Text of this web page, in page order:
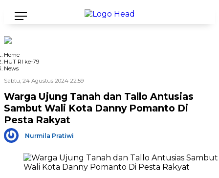
Home
HUT RI ke-79
News
Sabtu, 24 Agustus 2024 22:59
Warga Ujung Tanah dan Tallo Antusias
Sambut Wali Kota Danny Pomanto Di
Pesta Rakyat
Nurmila Pratiwi